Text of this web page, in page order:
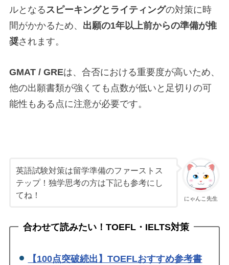
ルとなるスピーキングとライティングの対策に時
間がかかるため、 出願の1年以上前からの準備が推
奨されます。
GMAT / GREは、合否における重要度が高いため、
他の出願書類が強くても点数が低いと足切りの可
能性もある点に注意が必要です。
にゃんこ先生
英語試験対策は留学準備のファーストス
テップ！独学思考の方は下記も参考にし
てね！
合わせて読みたい！TOEFL・IELTS対策
【100点突破続出】TOEFLおすすめ参考書